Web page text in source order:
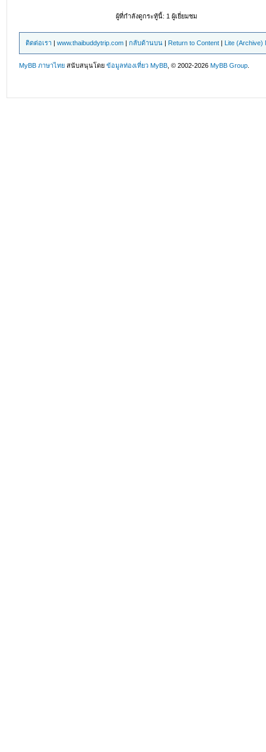
ผู้ที่กำลังดูกระทู้นี้: 1 ผู้เยี่ยมชม
ติดต่อเรา |www.thaibuddytrip.com |กลับด้านบน | Return to Content | Lite (Archive)
MyBB ภาษาไทย สนับสนุนโดยข้อมูลท่องเที่ยว MyBB , © 2002-2026MyBB Group